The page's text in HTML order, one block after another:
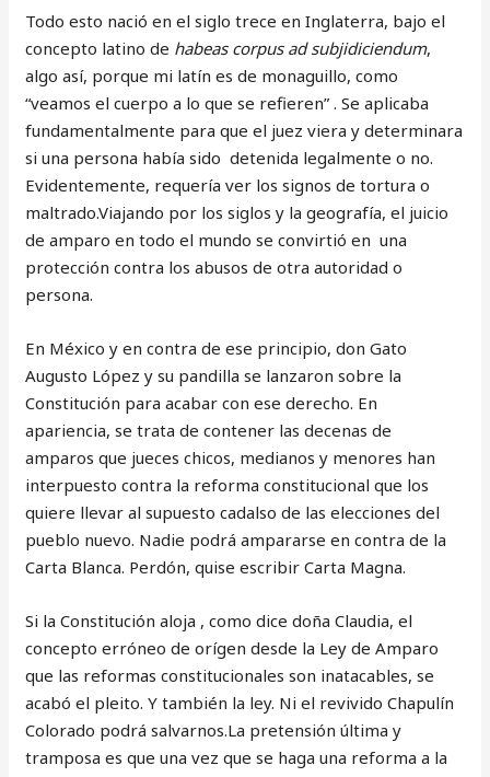
Todo esto nació en el siglo trece en Inglaterra, bajo el
concepto latino de habeas corpus ad subjidiciendum,
algo así, porque mi latín es de monaguillo, como
“veamos el cuerpo a lo que se refieren” . Se aplicaba
fundamentalmente para que el juez viera y determinara
si una persona había sido detenida legalmente o no.
Evidentemente, requería ver los signos de tortura o
maltrado.Viajando por los siglos y la geografía, el juicio
de amparo en todo el mundo se convirtió en una
protección contra los abusos de otra autoridad o
persona.
En México y en contra de ese principio, don Gato
Augusto López y su pandilla se lanzaron sobre la
Constitución para acabar con ese derecho. En
apariencia, se trata de contener las decenas de
amparos que jueces chicos, medianos y menores han
interpuesto contra la reforma constitucional que los
quiere llevar al supuesto cadalso de las elecciones del
pueblo nuevo. Nadie podrá ampararse en contra de la
Carta Blanca. Perdón, quise escribir Carta Magna.
Si la Constitución aloja , como dice doña Claudia, el
concepto erróneo de orígen desde la Ley de Amparo
que las reformas constitucionales son inatacables, se
acabó el pleito. Y también la ley. Ni el revivido Chapulín
Colorado podrá salvarnos.La pretensión última y
tramposa es que una vez que se haga una reforma a la